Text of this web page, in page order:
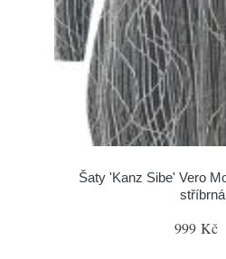
Šaty 'Kanz Sibe' Vero
stříbrná
999 Kč